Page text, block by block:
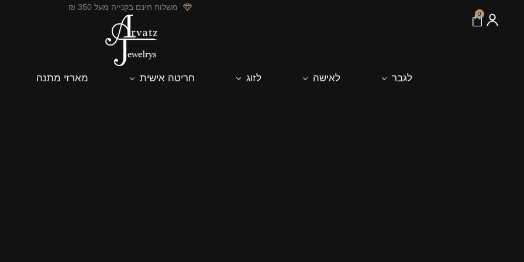
משלוח חינם בקנייה מעל 350 ₪
0
לגבר לאישה לזוג חריטה אישית מארזי מתנה